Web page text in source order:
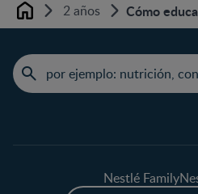
Home 2 años Cómo
Nestlé